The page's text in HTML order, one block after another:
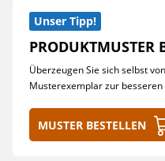
Unser Tipp!
PRODUKTMUSTER
Überzeugen Sie sich selbst
Musterexemplar zur
Muster bestellen